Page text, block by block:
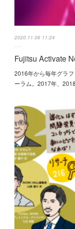
2020.11.06 11:24
Fujitsu Activate
2016年から毎年グラ
ーラム。2017年、